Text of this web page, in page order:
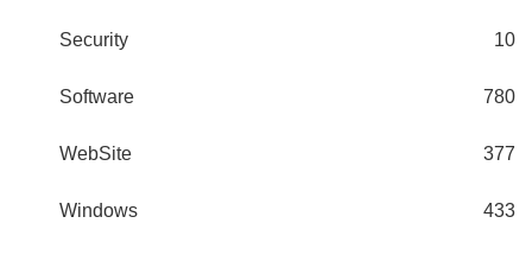
Security 10
Software 780
WebSite 377
Windows 433